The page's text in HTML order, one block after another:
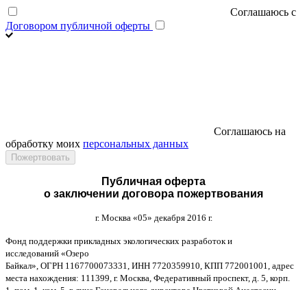
Соглашаюсь с
Договором публичной оферты
Соглашаюсь на
обработку моих персональных данных
Публичная оферта
о заключении договора пожертвования
г. Москва «05» декабря 2016 г.
Фонд поддержки прикладных экологических разработок и
исследований «Озеро
Байкал», ОГРН 1167700073331, ИНН 7720359910, КПП 772001001, адрес
места нахождения: 111399, г. Москва, Федеративный проспект, д. 5, корп.